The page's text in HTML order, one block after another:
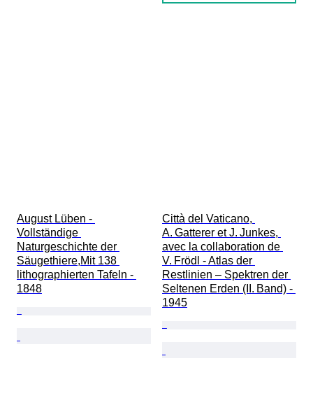
August Lüben -
Vollständige
Naturgeschichte der
Säugethiere,Mit 138
lithographierten Tafeln -
1848
Città del Vaticano,
A. Gatterer et J. Junkes,
avec la collaboration de
V. Frödl - Atlas der
Restlinien – Spektren der
Seltenen Erden (II. Band) -
1945